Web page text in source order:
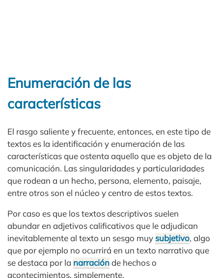
Enumeración de las
características
El rasgo saliente y frecuente, entonces, en este tipo de
textos es la identificación y enumeración de las
características que ostenta aquello que es objeto de la
comunicación. Las singularidades y particularidades
que rodean a un hecho, persona, elemento, paisaje,
entre otros son el núcleo y centro de estos textos.
Por caso es que los textos descriptivos suelen
abundar en adjetivos calificativos que le adjudican
inevitablemente al texto un sesgo muy subjetivo, algo
que por ejemplo no ocurrirá en un texto narrativo que
se destaca por la narraciónde hechos o
acontecimientos, simplemente.